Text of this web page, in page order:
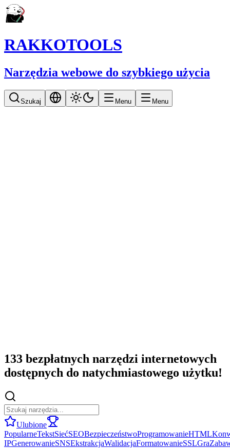
RAKKOTOOLS
Narzędzia webowe do szybkiego użycia
Szukaj Menu Menu
133 bezpłatnych narzędzi internetowych
dostępnych do natychmiastowego użytku!
Ulubione
PopularneTekstSiećSEOBezpieczeństwoProgramowanieHTML
IPGenerowanieSNSEkstrakcjaWalidacjaFormatowanieSSLGra